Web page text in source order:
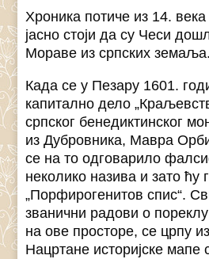
Хроника потиче из 14.
јасно стоји да су Чеси
Мораве из српских земаља.
Када се у Пезару 1601.
капитално дело
српског бенедиктинског
из Дубровника, Мавра
се на то одговарило
неколико назива и зато ћу
„Порфирогенитов спис“.
званични радови о
на ове просторе, се црпу
Нацртане историјске мапе